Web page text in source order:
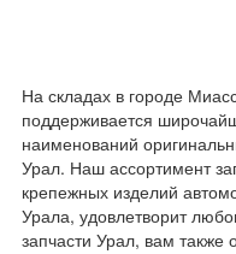
На складах в городе
поддерживается
наименований
Урал. Наш ассортимент
крепежных изделий
Урала, удовлетворит
запчасти Урал, вам также